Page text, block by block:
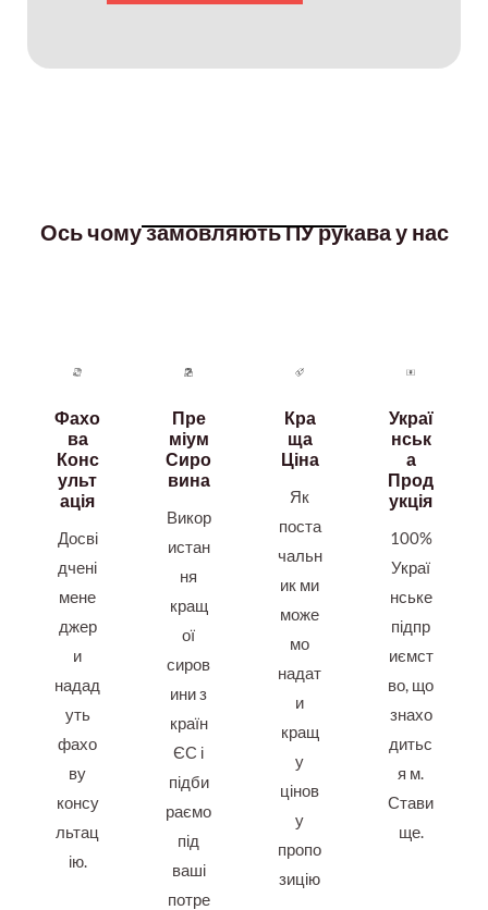
Ось чому замовляють ПУ рукава у нас
Фахо
ва
Конс
ульт
ація
Досві
дчені
мене
джер
и
надад
уть
фахо
ву
консу
льтац
ію.
Пре
міум
Сиро
вина
Викор
истан
ня
кращ
ої
сиров
ини з
країн
ЄС і
підби
раємо
під
ваші
потре
Кра
ща
Ціна
Як
поста
чальн
ик ми
може
мо
надат
и
кращ
у
цінов
у
пропо
зицію
Украї
нськ
а
Прод
укція
100%
Украї
нське
підпр
иємст
во, що
знахо
дитьс
я м.
Стави
ще.